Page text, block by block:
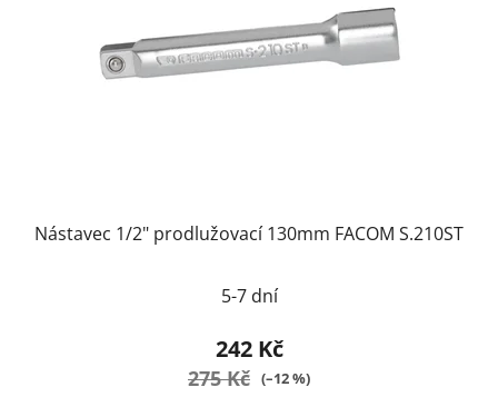
Nástavec 1/2" prodlužovací 130mm FACOM S.210ST
5-7 dní
242 Kč
275 Kč (–12 %)